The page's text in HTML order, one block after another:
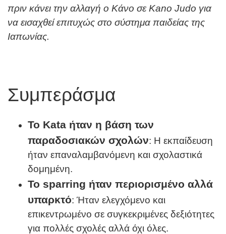
πριν κάνει την αλλαγή ο Κάνο σε Kano Judo για
να εισαχθεί επιτυχώς στο σύστημα παιδείας της
Ιαπωνίας.
Συμπεράσμα
Το Kata ήταν η βάση των
παραδοσιακών σχολών: Η εκπαίδευση
ήταν επαναλαμβανόμενη και σχολαστικά
δομημένη.
Το sparring ήταν περιορισμένο αλλά
υπαρκτό: Ήταν ελεγχόμενο και
επικεντρωμένο σε συγκεκριμένες δεξιότητες
για πολλές σχολές αλλά όχι όλες.